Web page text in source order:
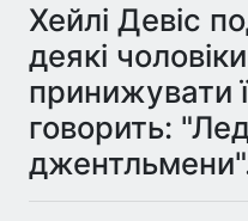
Хейлі Девіс
деякі
принижувати
говорить: